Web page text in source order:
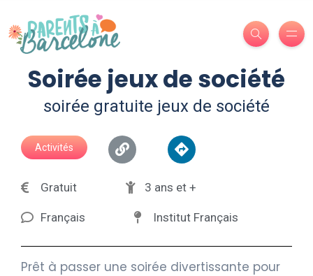
Soirée jeux de société
soirée gratuite jeux de société
Activités
Gratuit 3 ans et +
Français Institut Français
Prêt à passer une soirée divertissante pour